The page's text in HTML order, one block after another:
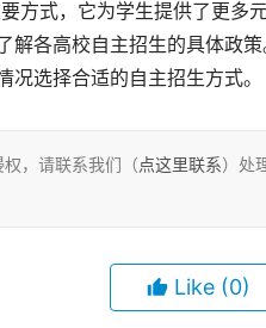
解各高校自主招生的具体政
选择合适的自主招生方式。
，请联系我们（点这里联系）处
Like (0)